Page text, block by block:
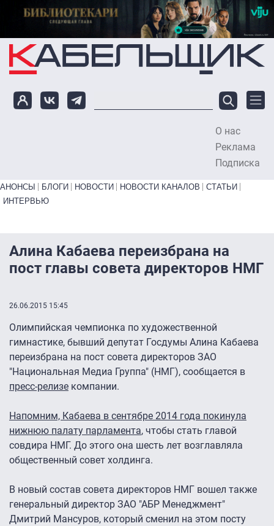
Перейти к основному содержанию
О нас
Реклама
Подписка
Primary links bottom
АНОНСЫ БЛОГИ НОВОСТИ НОВОСТИ КАНАЛОВ
СТАТЬИ
ИНТЕРВЬЮ
Алина Кабаева переизбрана на
пост главы совета директоров НМГ
26.06.2015 15:45
Олимпийская чемпионка по художественной
гимнастике, бывший депутат Госдумы Алина Кабаева
переизбрана на пост совета директоров ЗАО
"Национальная Медиа Группа" (НМГ), сообщается в
пресс-релизе компании.
Напомним, Кабаева в сентябре 2014 года покинула
нижнюю палату парламента, чтобы стать главой
совдира НМГ. До этого она шесть лет возглавляла
общественный совет холдинга.
В новый состав совета директоров НМГ вошел также
генеральный директор ЗАО "АБР Менеджмент"
Дмитрий Мансуров, который сменил на этом посту